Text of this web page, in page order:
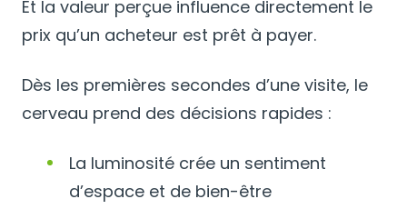
Et la valeur perçue influence directement le
prix qu’un acheteur est prêt à payer.
Dès les premières secondes d’une visite, le
cerveau prend des décisions rapides :
La luminosité crée un sentiment
d’espace et de bien-être